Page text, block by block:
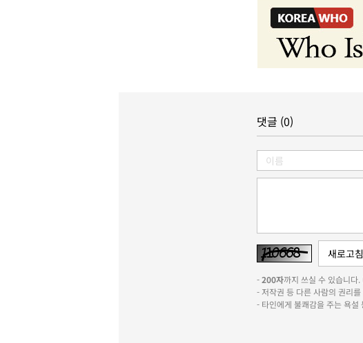
댓글 (0)
-200자까지 쓰실 수 있습니
- 저작권 등 다른 사람의 권리
- 타인에게 불쾌감을 주는 욕설